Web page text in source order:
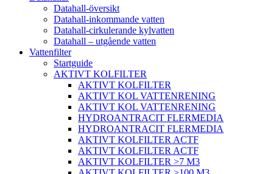
Datahall-översikt
Datahall-inkommande vatten
Datahall-cirkulerande kylvatten
Datahall – utgående vatten
Vattenfilter
Startguide
AKTIVT KOLFILTER
AKTIVT KOLFILTER
AKTIVT KOL VATTENRENING
AKTIVT KOL VATTENRENING
HYDROANTRACIT FLERMEDIA
HYDROANTRACIT FLERMEDIA
AKTIVT KOLFILTER ACTF
AKTIVT KOLFILTER ACTF
AKTIVT KOLFILTER >7 M3